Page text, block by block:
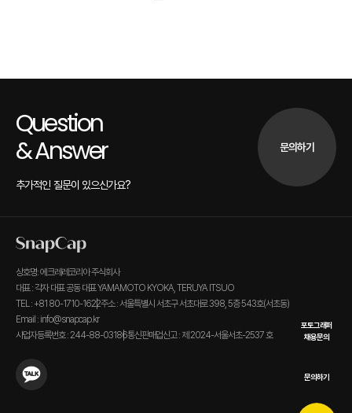
포토그래퍼
채용문의
문의하기
Question
& Answer
추가적인 질문이 있으신가요?
문의하기
상호명: 에크레레코리아 주식회사
대표 : 각자 대표 공동 대표 YAMAMOTO KYOKA, TERUYA ITSUO
TEL : +81 80-1710-1622주소 : 서울특별시 서초구 서초대로 398, 5층 543호(서초동)
Email : info@snapcap.kr
사업자등록번호 : 244-88-03186통신판매업신고 : 제 2024-서울서초-2537 호